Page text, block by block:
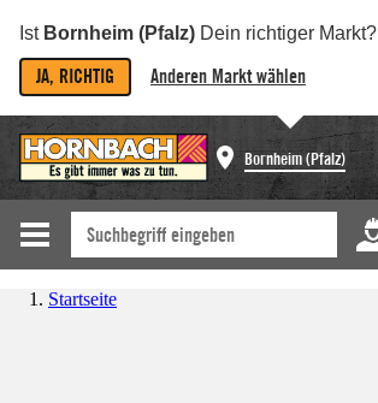
Ist Bornheim (Pfalz) Dein richtiger Markt?
JA, RICHTIG Anderen Markt wählen
Bornheim (Pfalz)
Startseite